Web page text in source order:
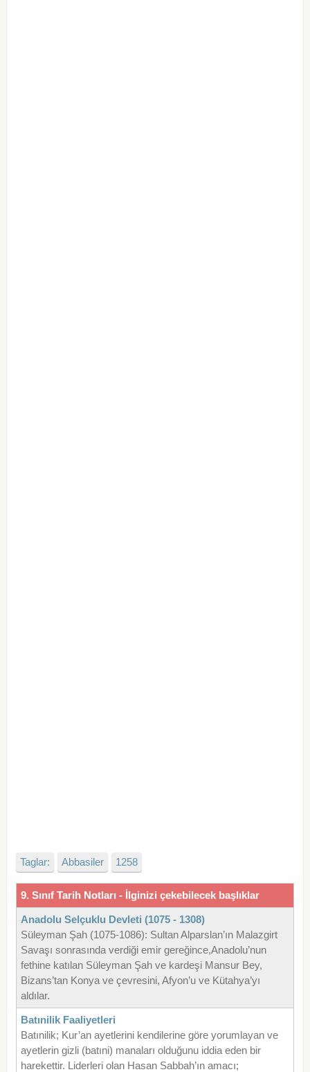
Taglar: Abbasiler 1258
9. Sınıf Tarih Notları - İlginizi çekebilecek başlıklar
Anadolu Selçuklu Devleti (1075 - 1308)
Süleyman Şah (1075-1086): Sultan Alparslan’ın Malazgirt
Savaşı sonrasında verdiği emir gereğince,Anadolu’nun
fethine katılan Süleyman Şah ve kardeşi Mansur Bey,
Bizans’tan Konya ve çevresini, Afyon’u ve Kütahya’yı
aldılar.
Batınilik Faaliyetleri
Batınilik; Kur’an ayetlerini kendilerine göre yorumlayan ve
ayetlerin gizli (batıni) manaları olduğunu iddia eden bir
harekettir. Liderleri olan Hasan Sabbah’ın amacı;